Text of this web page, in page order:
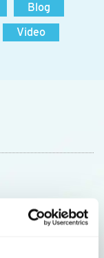
Blog
Video
acties en tips